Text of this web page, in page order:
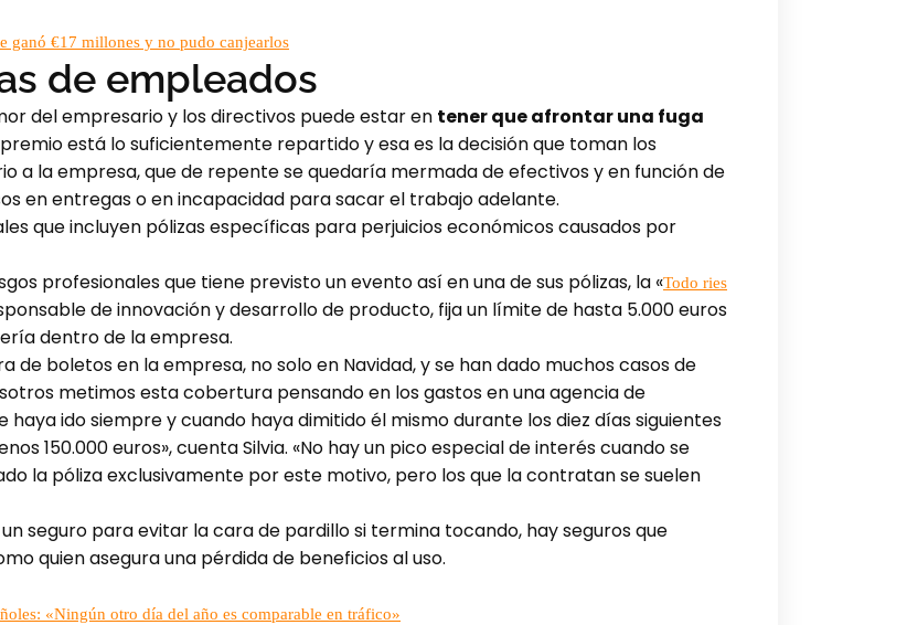
ganó €17 millones y no pudo canjearlos
de empleados
del empresario y los directivos puede estar en tener que afrontar una fuga
premio está lo suficientemente repartido y esa es la decisión que toman los
a la empresa, que de repente se quedaría mermada de efectivos y en función de
en entregas o en incapacidad para sacar el trabajo adelante.
que incluyen pólizas específicas para perjuicios económicos causados por
profesionales que tiene previsto un evento así en una de sus pólizas, la «Todo ries
de innovación y desarrollo de producto, fija un límite de hasta 5.000 euros
dentro de la empresa.
de boletos en la empresa, no solo en Navidad, y se han dado muchos casos de
metimos esta cobertura pensando en los gastos en una agencia de
ido siempre y cuando haya dimitido él mismo durante los diez días siguientes
150.000 euros», cuenta Silvia. «No hay un pico especial de interés cuando se
la póliza exclusivamente por este motivo, pero los que la contratan se suelen
seguro para evitar la cara de pardillo si termina tocando, hay seguros que
quien asegura una pérdida de beneficios al uso.
«Ningún otro día del año es comparable en tráfico»